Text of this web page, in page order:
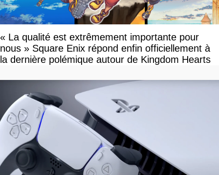
« La qualité est extrêmement importante pour
nous » Square Enix répond enfin officiellement à
la dernière polémique autour de Kingdom Hearts